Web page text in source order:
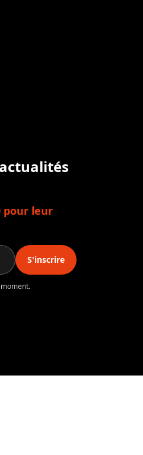
pour leur
S'inscrire